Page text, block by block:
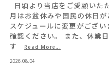
日頃より当店をご愛顧いた
月はお盆休みや国民の休日
スケジュールに変更がござ
確認ください。 また、休業
す
Read More…
2026.08.04